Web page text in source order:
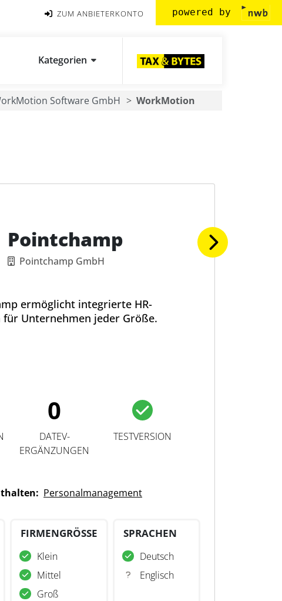
ZUM ANBIETERKONTO powered by
Kategorien
Software GmbH WorkMotion
Pointchamp
Pointchamp GmbH
ermöglicht integrierte HR-
für Unternehmen jeder Größe.
0
DATEV-
ERGÄNZUNGEN
TESTVERSION
Personalmanagement
FIRMENGRÖSSE
Klein
Mittel
Groß
SPRACHEN
Deutsch
Englisch